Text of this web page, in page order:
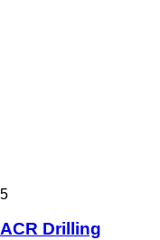
5
ACR Drilling